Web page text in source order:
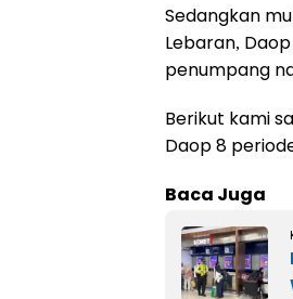
Sedangkan
Lebaran,
penumpang
Berikut kami
Daop 8
Baca Juga